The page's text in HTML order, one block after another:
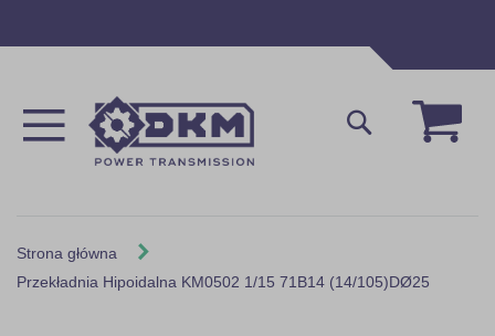
Mój
Szukaj
Strona główna
Przekładnia Hipoidalna KM0502 1/15 71B14 (14/105)DØ25